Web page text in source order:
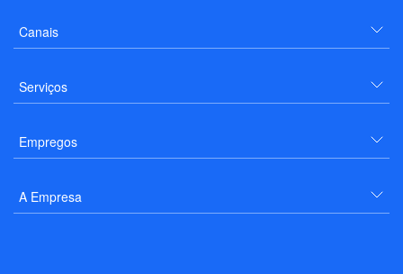
Canais
Serviços
Empregos
A Empresa